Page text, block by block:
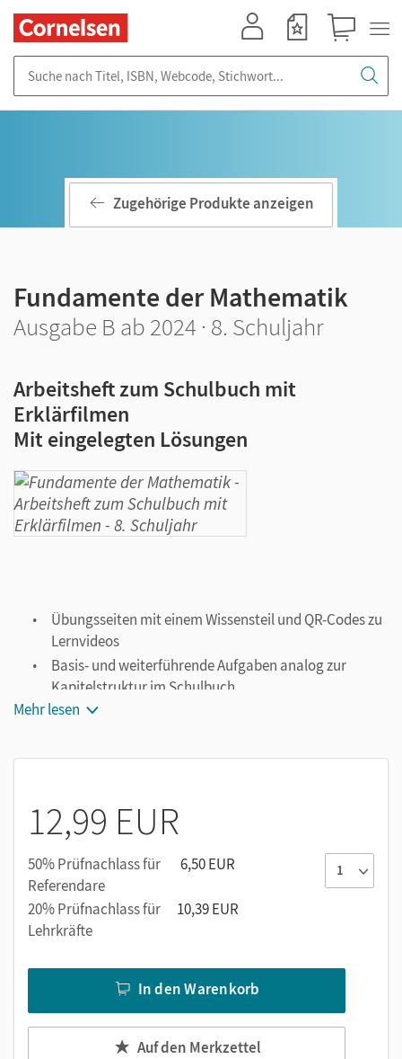
Zugehörige Produkte anzeigen
Fundamente der Mathematik
Ausgabe B ab 2024 · 8. Schuljahr
Arbeitsheft zum Schulbuch mit
Erklärfilmen
Mit eingelegten Lösungen
Übungsseiten mit einem Wissensteil und QR-Codes zu
Lernvideos
Basis- und weiterführende Aufgaben analog zur
Kapitelstruktur im Schulbuch
Selbsteinschätzungsbögen mit Hinweisen zu weiteren
Abschlusstest mit Lösungen nach jedem Kapitel
Unser Tipp:Dieses Arbeitsheft gibt es auch mit interaktiven
Übungen. Setzen Sie es in Ihrer Klasse ein – für mehr
Motivation und nachhaltigen Lernerfolg.
Mehr lesen
12,99 EUR
50% Prüfnachlass für
Referendare
6,50 EUR
20% Prüfnachlass für
Lehrkräfte
10,39 EUR
In den Warenkorb
Auf den Merkzettel